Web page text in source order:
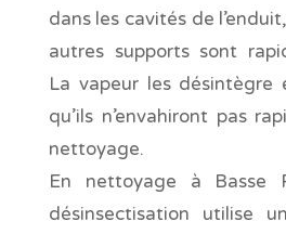
dans les cavités de
autres supports sont
La vapeur les désintègre
qu’ils n’envahiront pas
nettoyage.
En nettoyage à Basse
désinsectisation utilise